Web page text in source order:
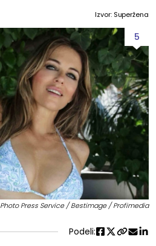
Izvor: Superžena
5
Photo Press Service / Bestimage / Profimedia
Podeli: